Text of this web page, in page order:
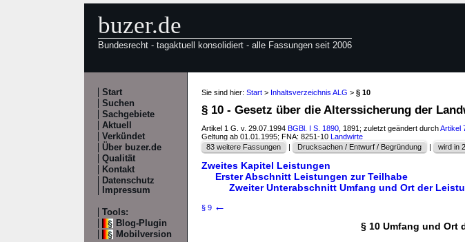
buzer.de
Bundesrecht - tagaktuell konsolidiert - alle Fassungen seit 2006
Start
Suchen
Sachgebiete
Aktuell
Verkündet
Über buzer.de
Qualität
Kontakt
Datenschutz
Impressum
Tools:
Blog-Plugin
Mobilversion
Sie sind hier: Start > Inhaltsverzeichnis ALG > § 10
§ 10 - Gesetz über die Alterssicherung der
Artikel 1 G. v. 29.07.1994 BGBl. I S. 1890 , 1891; zuletzt geändert durchArtikel
Geltung ab 01.01.1995; FNA: 8251-10 Landwirte
83 weitere Fassungen
| Drucksachen / Entwurf / Begründung | wird in
Zweites Kapitel Leistungen
Erster Abschnitt Leistungen zur Teilhabe
Zweiter Unterabschnitt Umfang und Ort der
§ 9 ←
§ 10 Umfang und Ort